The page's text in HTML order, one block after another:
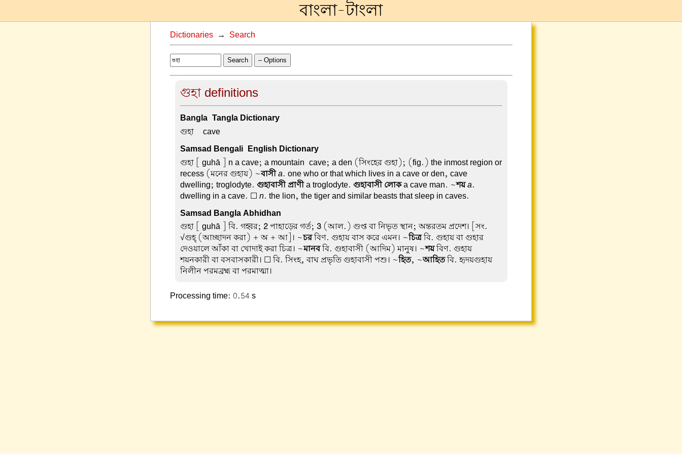
বাংলা-টাংলা
Dictionaries→ Search
Search – Options
গুহা definitions
Bangla-Tangla Dictionary
গুহা – cave
Samsad Bengali-English Dictionary
গুহা[ guhā ] n a cave; a mountain-cave; a den (সিংহের গুহা); (fig.) the inmost region or
recess (মনের গুহায়) ~বাসী a. one who or that which lives in a cave or den, cave-
dwelling; troglodyte. গুহাবাসী প্রাণীa troglodyte. গুহাবাসী লোকa cave man. ~শয় a.
dwelling in a cave. ☐ n. the lion, the tiger and similar beasts that sleep in caves.
Samsad Bangla Abhidhan
গুহা[ guhā ] বি. গহ্বর; 2পাহাড়ের গর্ত; 3(আল.) গুপ্ত বা নিভৃত স্থান; অন্তরতম প্রদেশ। [সং.
√গুহ্ (আচ্ছাদন করা) + অ + আ]। ~চরবিণ. গুহায় বাস করে এমন। ~চিত্রবি. গুহায় বা গুহার
দেওয়ালে আঁকা বা খোদাই করা চিত্র। ~মানববি. গুহাবাসী (আদিম) মানুষ। ~শয়বিণ. গুহায়
শয়নকারী বা বসবাসকারী। ☐ বি. সিংহ, বাঘ প্রভৃতি গুহাবাসী পশু। ~হিত, ~আহিতবি. হৃদয়গুহায়
নিলীন পরমব্রহ্ম বা পরমাত্মা।
Processing time: 0.54 s